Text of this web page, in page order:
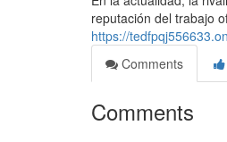
reputación del trabajo
https://
Comments
Comments